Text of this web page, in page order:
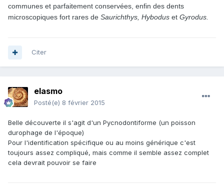
communes et parfaitement conservées, enfin des dents
microscopiques fort rares de Saurichthys, Hybodus et Gyrodus.
Citer
elasmo
Posté(e) 8 février 2015
Belle découverte il s'agit d'un Pycnodontiforme (un poisson
durophage de l'époque)
Pour l'identification spécifique ou au moins générique c'est
toujours assez compliqué, mais comme il semble assez complet
cela devrait pouvoir se faire